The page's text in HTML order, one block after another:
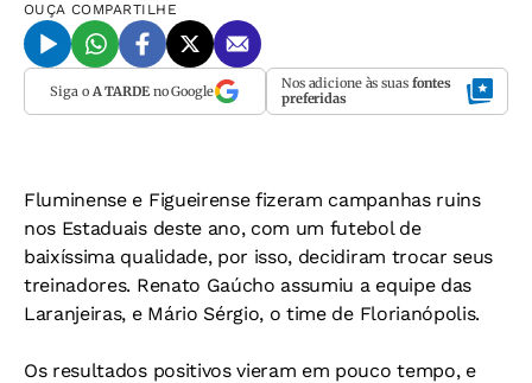
OUÇA COMPARTILHE
Siga o A TARDEno Google Nos adicione às suas fontes
preferidas
Fluminense e Figueirense fizeram campanhas ruins
nos Estaduais deste ano, com um futebol de
baixíssima qualidade, por isso, decidiram trocar seus
treinadores. Renato Gaúcho assumiu a equipe das
Laranjeiras, e Mário Sérgio, o time de Florianópolis.
Os resultados positivos vieram em pouco tempo, e